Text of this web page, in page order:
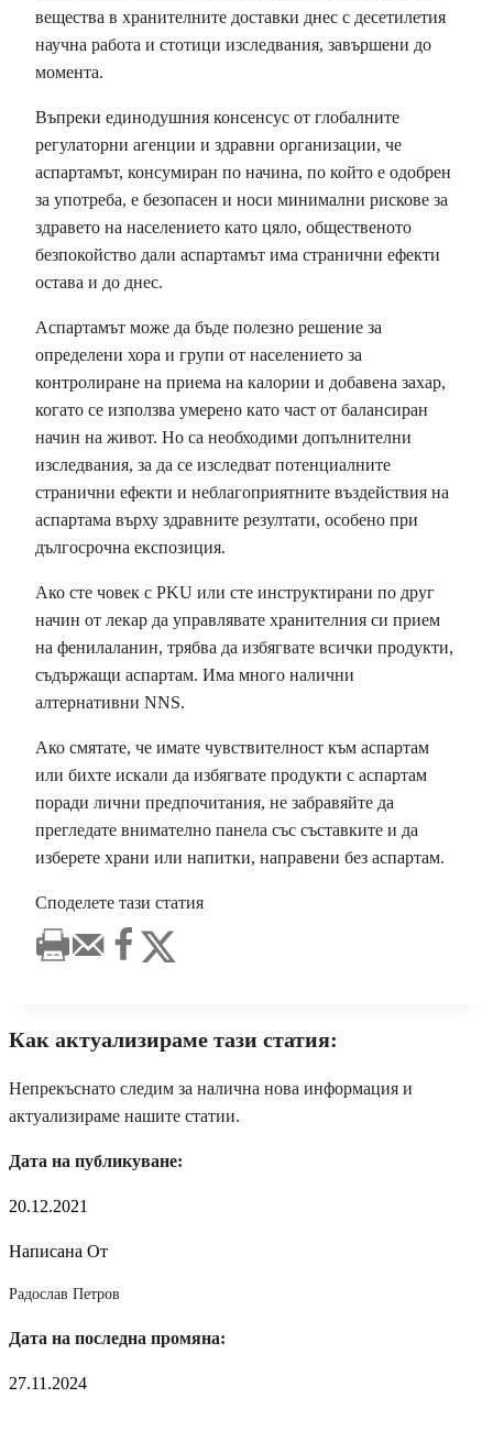
вещества в хранителните доставки днес с десетилетия
научна работа и стотици изследвания, завършени до
момента.
Въпреки единодушния консенсус от глобалните
регулаторни агенции и здравни организации, че
аспартамът, консумиран по начина, по който е одобрен
за употреба, е безопасен и носи минимални рискове за
здравето на населението като цяло, общественото
безпокойство дали аспартамът има странични ефекти
остава и до днес.
Аспартамът може да бъде полезно решение за
определени хора и групи от населението за
контролиране на приема на калории и добавена захар,
когато се използва умерено като част от балансиран
начин на живот. Но са необходими допълнителни
изследвания, за да се изследват потенциалните
странични ефекти и неблагоприятните въздействия на
аспартама върху здравните резултати, особено при
дългосрочна експозиция.
Ако сте човек с PKU или сте инструктирани по друг
начин от лекар да управлявате хранителния си прием
на фенилаланин, трябва да избягвате всички продукти,
съдържащи аспартам. Има много налични
алтернативни NNS.
Ако смятате, че имате чувствителност към аспартам
или бихте искали да избягвате продукти с аспартам
поради лични предпочитания, не забравяйте да
прегледате внимателно панела със съставките и да
изберете храни или напитки, направени без аспартам.
Споделете тази статия
Как актуализираме тази статия:
Непрекъснато следим за налична нова информация и
актуализираме нашите статии.
Дата на публикуване:
20.12.2021
Написана От
Радослав Петров
Дата на последна промяна:
27.11.2024